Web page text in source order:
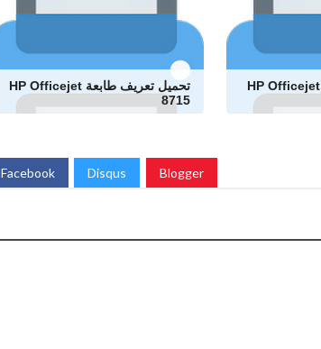
تحميل تعريف طابعة HP Officejet
تحميل تعريف طابعة HP Officejet
8715
Blogger
Disqus
Facebook